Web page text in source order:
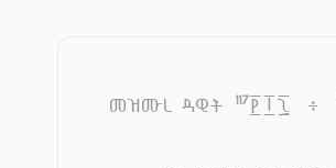
መዝሙረ ዳዊት 117፻፲፯ ፥